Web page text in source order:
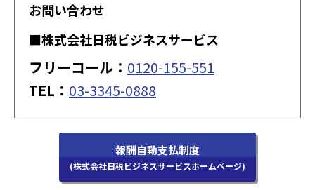
お問い合わせ
■株式会社日税ビジネスサービス
フリーコール： 0120-155-551
TEL： 03-3345-0888
報酬自動支払制度
(株式会社日税ビジネスサービスホームページ)